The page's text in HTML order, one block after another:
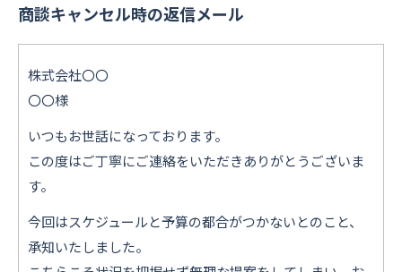
商談キャンセル時の返信メール
株式会社〇〇
〇〇様
いつもお世話になっております。
この度はご丁寧にご連絡をいただきありがとうございま
す。
今回はスケジュールと予算の都合がつかないとのこと、
承知いたしました。